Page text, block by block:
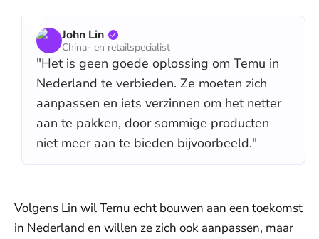
John Lin
China- en retailspecialist
"Het is geen goede oplossing om Temu in
Nederland te verbieden. Ze moeten zich
aanpassen en iets verzinnen om het netter
aan te pakken, door sommige producten
niet meer aan te bieden bijvoorbeeld."
Volgens Lin wil Temu echt bouwen aan een toekomst
in Nederland en willen ze zich ook aanpassen, maar